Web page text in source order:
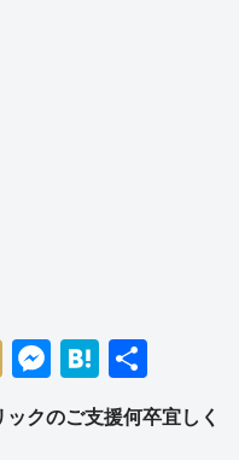
M
ixi
M
ss
H
at
e
有
クのご支援何卒宜しく